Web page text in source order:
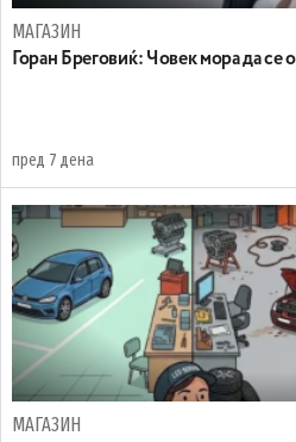
МАГАЗИН
Горан Бреговиќ: Човек мора да се
пред 7 дена
МАГАЗИН